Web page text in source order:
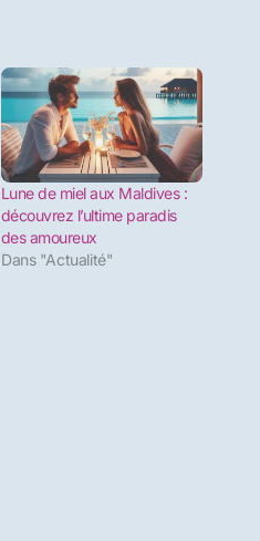
Lune de miel aux Maldives :
découvrez l’ultime paradis
des amoureux
Dans "Actualité"